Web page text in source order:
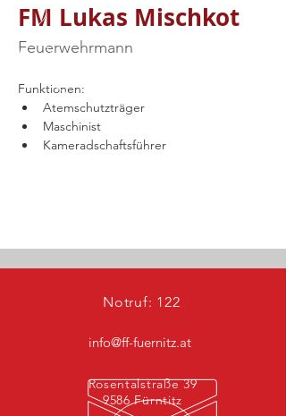
FM Lukas Mischkot
Feuerwehrmann
Funktionen:
Atemschutzträger
Maschinist
Kameradschaftsführer
Notruf: 122
info@ff-fuernitz.at
Rosentalstraße 39
9586 Fürntitz